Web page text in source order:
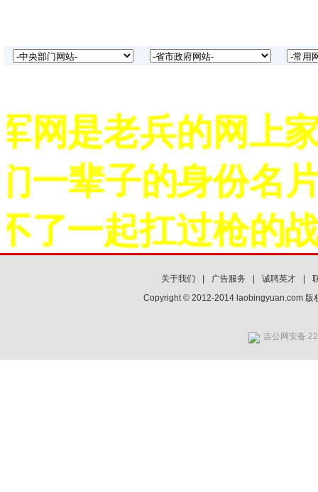
是老兵的网上家
辈子的身份名片
一起扛过枪的战
关于我们 广告服务 诚聘英才
Copyright © 2012-2014 laobingyuan.com 版
吉公网安备